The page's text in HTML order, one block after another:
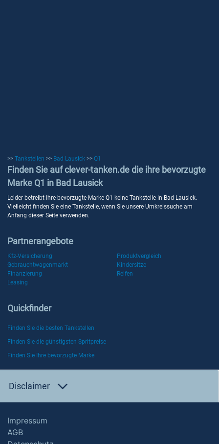
>> Tankstellen >> Bad Lausick >> Q1
Finden Sie auf clever-tanken.de die ihre bevorzugte
Marke Q1 in Bad Lausick
Leider betreibt Ihre bevorzugte Marke Q1 keine Tankstelle in Bad Lausick.
Vielleicht finden Sie eine Tankstelle, wenn Sie unsere Umkreissuche am
Anfang dieser Seite verwenden.
Partnerangebote
Kfz-Versicherung
Produktvergleich
Gebrauchtwagenmarkt
Kindersitze
Finanzierung
Reifen
Leasing
Quickfinder
Finden Sie die besten Tankstellen
Finden Sie die günstigsten Spritpreise
Finden Sie Ihre bevorzugte Marke
Disclaimer
Impressum
AGB